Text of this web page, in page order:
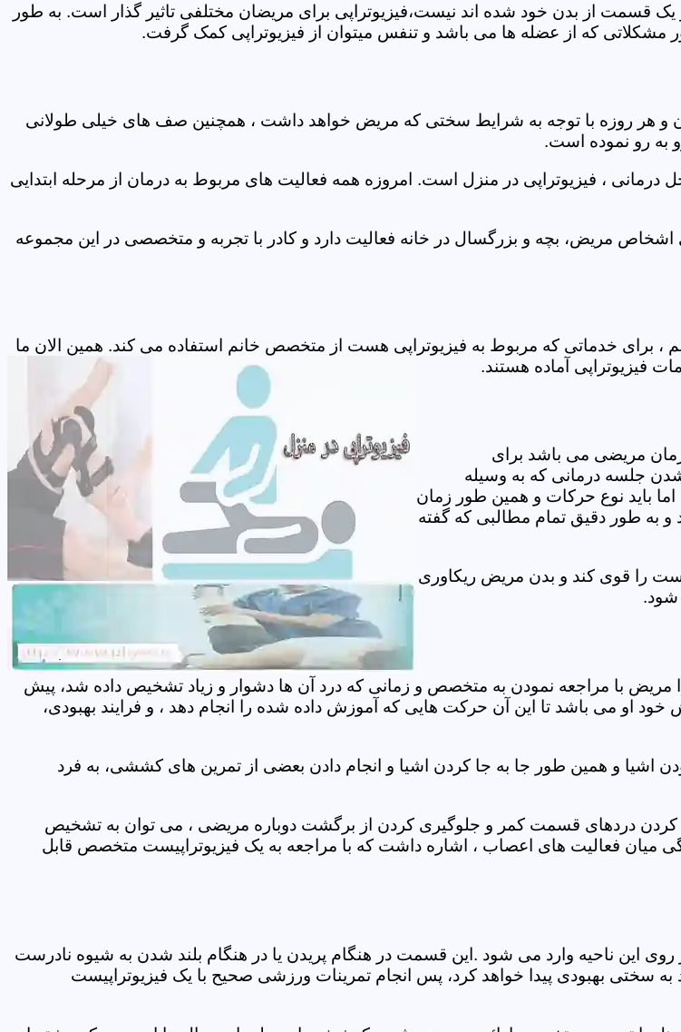
قسمت از بدن خود شده اند نیست،فیزیوتراپی برای مریضان مختلفی تاثیر گذار است. به طور
که از عضله ها می باشد و تنفس میتوان از فیزیوتراپی کمک گرفت.
و هر روزه با توجه به شرایط سختی که مریض خواهد داشت ، همچنین صف های خیلی طولانی
به رو نموده است.
، فیزیوتراپی در منزل است. امروزه همه فعالیت های مربوط به درمان از مرحله ابتدایی
مریض، بچه و بزرگسال در خانه فعالیت دارد و کادر با تجربه و متخصصی در این مجموعه
برای خدماتی که مربوط به فیزیوتراپی هست از متخصص خانم استفاده می کند. همین الان ما
فیزیوتراپی آماده هستند.
مریضی می باشد برای
جلسه درمانی که به وسیله
اما باید نوع حرکات و همین طور زمان
و به طور دقیق تمام مطالبی که گفته
را قوی کند و بدن مریض ریکاوری
شود.
مریض با مراجعه نمودن به متخصص و زمانی که درد آن ها دشوار و زیاد تشخیص داده شد، پیش
او می باشد تا این آن حرکت هایی که آموزش داده شده را انجام دهد ، و فرایند بهبودی،
اشیا و همین طور جا به جا کردن اشیا و انجام دادن بعضی از تمرین های کششی، به فرد
کردن دردهای قسمت کمر و جلوگیری کردن از برگشت دوباره مریضی ، می توان به تشخیص
میان فعالیت های اعصاب ، اشاره داشت که با مراجعه به یک فیزیوتراپیست متخصص قابل
ناحیه وارد می شود .این قسمت در هنگام پریدن یا در هنگام بلند شدن به شیوه نادرست
سختی بهبودی پیدا خواهد کرد، پس انجام تمرینات ورزشی صحیح با یک فیزیوتراپیست